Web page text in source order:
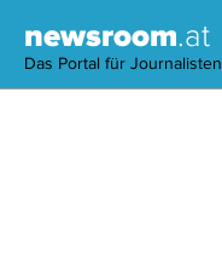
newsroom.at
Das Portal für Journalisten